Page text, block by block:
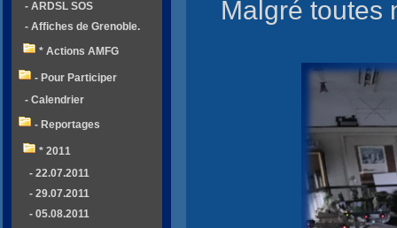
Malgré toutes
- ARDSL SOS
- Affiches de Grenoble.
* Actions AMFG
- Pour Participer
- Calendrier
- Reportages
* 2011
- 22.07.2011
- 29.07.2011
- 05.08.2011